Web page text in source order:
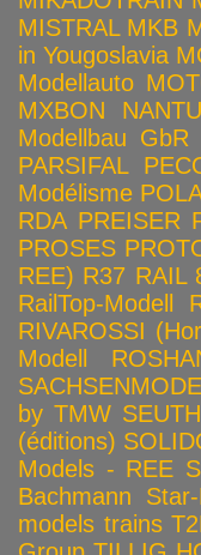
MISTRAL MKB
in Yougoslavia
Modellauto
MXBON
Modellbau GbR
PARSIFAL
Modélisme
RDA PREISER
PROSES
REE) R37 RAIL
RailTop-Modell
RIVAROSSI
Modell
by TMW
(éditions)
Models - REE
Bachmann
models trains